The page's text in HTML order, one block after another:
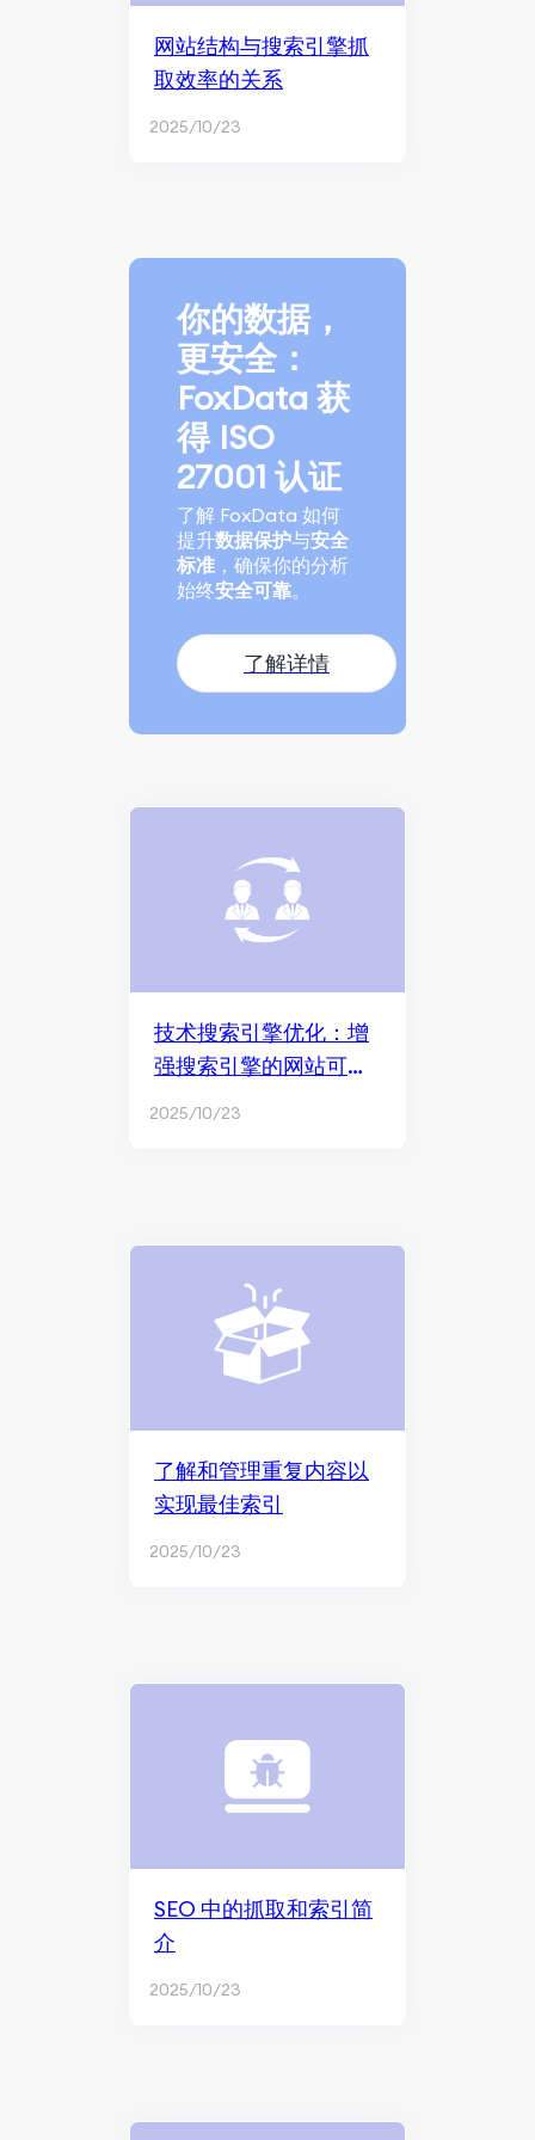
网站结构与搜索引擎抓
取效率的关系
2025/10/23
你的数据，
更安全：
FoxData 获
得 ISO
27001 认证
了解 FoxData 如何
提升数据保护与安全
标准 ，确保你的分析
始终安全可靠。
了解详情
技术搜索引擎优化：增
强搜索引擎的网站可索
2025/10/23
了解和管理重复内容以
实现最佳索引
2025/10/23
SEO 中的抓取和索引简
介
2025/10/23